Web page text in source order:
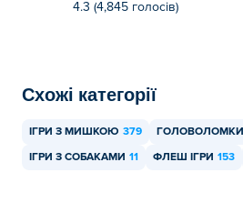
4.3 (4,845 голосів)
Схожі категорії
ІГРИ З МИШКОЮ 379 ГОЛОВОЛОМКИ
ІГРИ З СОБАКАМИ 11 ФЛЕШ ІГРИ 153